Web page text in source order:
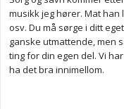
musikk jeg hører. Mat
osv. Du må sørge i ditt
ganske utmattende, men
ting for din egen del. Vi
ha det bra innimellom.